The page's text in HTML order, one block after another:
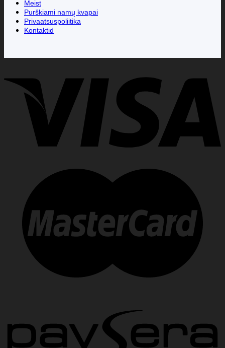
Meist
Purškiami namų kvapai
Privaatsuspoliitika
Kontaktid